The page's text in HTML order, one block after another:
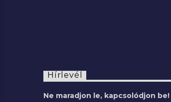
Hírlevél
Ne maradjon le, kapcsolódjon be!